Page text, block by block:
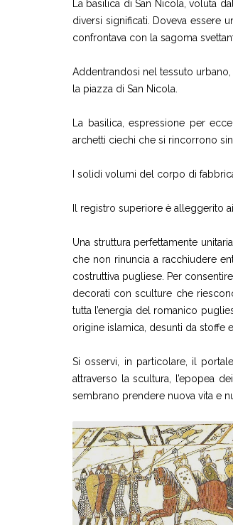
La basilica di San Nicola, voluta
diversi significati. Doveva essere
confrontava con la sagoma
Addentrandosi nel tessuto
la piazza di San Nicola.
La basilica, espressione per
archetti ciechi che si rincorrono
I solidi volumi del corpo di
Il registro superiore è alleggerito
Una struttura perfettamente
che non rinuncia a racchiudere
costruttiva pugliese. Per
decorati con sculture che
tutta l’energia del romanico
origine islamica, desunti da stoffe
Si osservi, in particolare, il
attraverso la scultura, l’epopea
sembrano prendere nuova vita e